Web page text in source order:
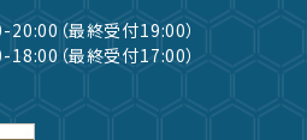
（最終受付19:00）
（最終受付17:00）